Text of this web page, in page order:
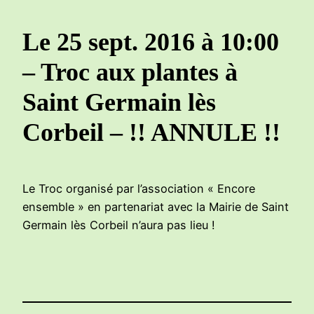
Le 25 sept. 2016 à 10:00
– Troc aux plantes à
Saint Germain lès
Corbeil – !! ANNULE !!
Le Troc organisé par l’association « Encore
ensemble » en partenariat avec la Mairie de Saint
Germain lès Corbeil n’aura pas lieu !